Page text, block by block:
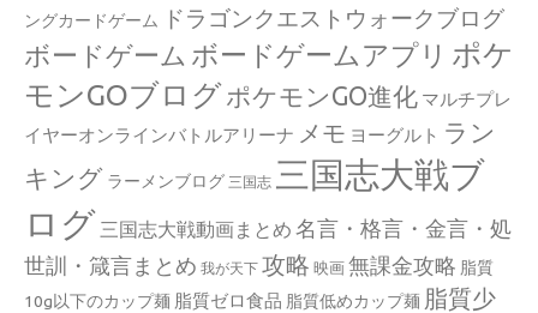
ングカードゲーム
ドラゴンクエストウォークブログ
ボードゲーム ボードゲームアプリ ポケ
モンGOブログ ポケモンGO進化 マルチプレ
イヤーオンラインバトルアリーナ メモ ヨーグルト ラン
キング ラーメンブログ 三国志 三国志大戦ブ
ログ 三国志大戦動画まとめ 名言・格言・金言・処
世訓・箴言まとめ 我が天下 攻略 映画 無課金攻略 脂質
10g以下のカップ麺 脂質ゼロ食品 脂質低めカップ麺 脂質少